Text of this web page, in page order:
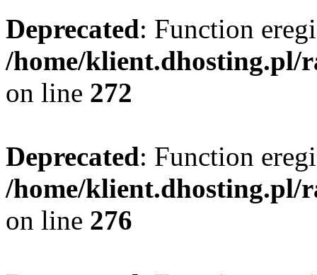
Deprecated: Function
/home/klient.dhosting.pl/
on line 272
Deprecated: Function
/home/klient.dhosting.pl/
on line 276